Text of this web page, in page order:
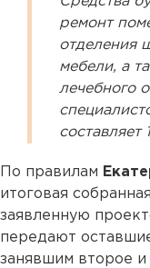
ремонт
отделения
мебели, а
лечебного
составляет
По правилам
итоговая
заявленную
передают
занявшим второе и